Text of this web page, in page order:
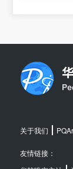
关于我们
友情链接：